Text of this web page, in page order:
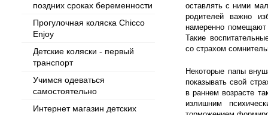
поздних сроках беременности
Прогулочная коляска Chicco
Enjoy
Детские коляски - первый
транспорт
Учимся одеваться
самостоятельно
Интернет магазин детских
оставлять с ними
родителей важно
намеренно помещают
Такие
со страхом
Некоторые папы
показывать свой
в раннем возрасте
излишним